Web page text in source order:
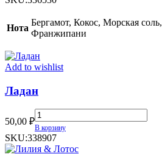
At
The
Beach
quantity
Нота
Бергамот, Кокос, Морская соль,
Франжипани
Add to wishlist
Ладан
50,00 ₽
Ладан
quantity
В корзину
SKU:338907